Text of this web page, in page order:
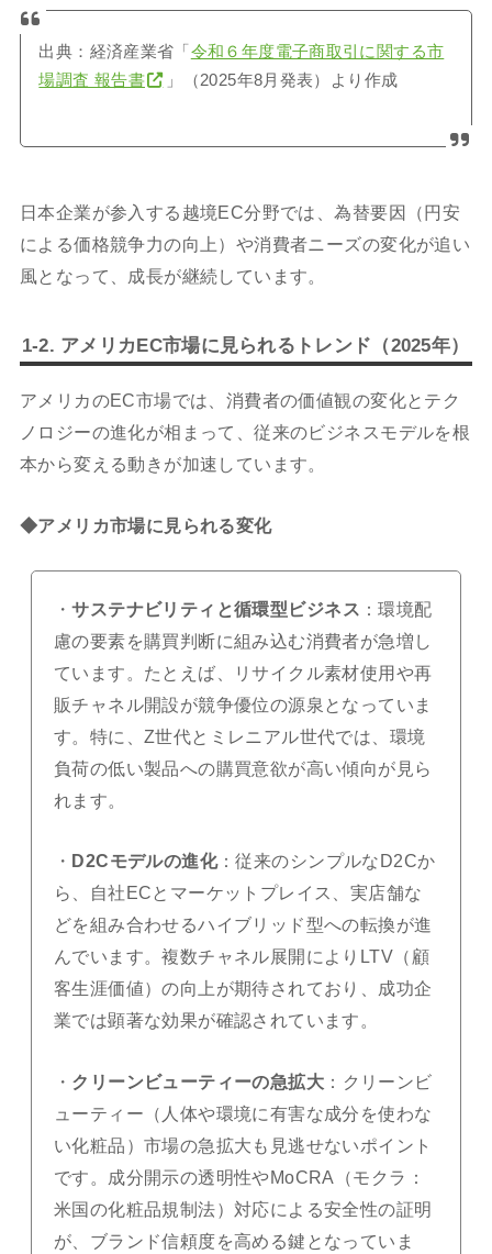
出典：経済産業省「 令和６年度電子商取引に関する市
場調査 報告書
」（2025年8月発表）より作成
日本企業が参入する越境EC分野では、為替要因（円安
による価格競争力の向上）や消費者ニーズの変化が追い
風となって、成長が継続しています。
1-2. アメリカEC市場に見られるトレンド（2025年）
アメリカのEC市場では、消費者の価値観の変化とテク
ノロジーの進化が相まって、従来のビジネスモデルを根
本から変える動きが加速しています。
◆アメリカ市場に見られる変化
・サステナビリティと循環型ビジネス ：環境配
慮の要素を購買判断に組み込む消費者が急増し
ています。たとえば、リサイクル素材使用や再
販チャネル開設が競争優位の源泉となっていま
す。特に、Z世代とミレニアル世代では、環境
負荷の低い製品への購買意欲が高い傾向が見ら
れます。
・ D2Cモデルの進化：従来のシンプルなD2Cか
ら、自社ECとマーケットプレイス、実店舗な
どを組み合わせるハイブリッド型への転換が進
んでいます。複数チャネル展開によりLTV（顧
客生涯価値）の向上が期待されており、成功企
業では顕著な効果が確認されています。
・ クリーンビューティーの急拡大 ：クリーンビ
ューティー（人体や環境に有害な成分を使わな
い化粧品）市場の急拡大も見逃せないポイント
です。成分開示の透明性やMoCRA（モクラ：
米国の化粧品規制法）対応による安全性の証明
が、ブランド信頼度を高める鍵となっていま